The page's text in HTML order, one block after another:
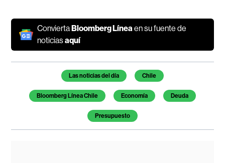
ConviertaBloomberg Líneaen su fuente de
noticiasaquí
Temas de este artículo
Las noticias del día Chile
Bloomberg Línea Chile Economía Deuda
Presupuesto